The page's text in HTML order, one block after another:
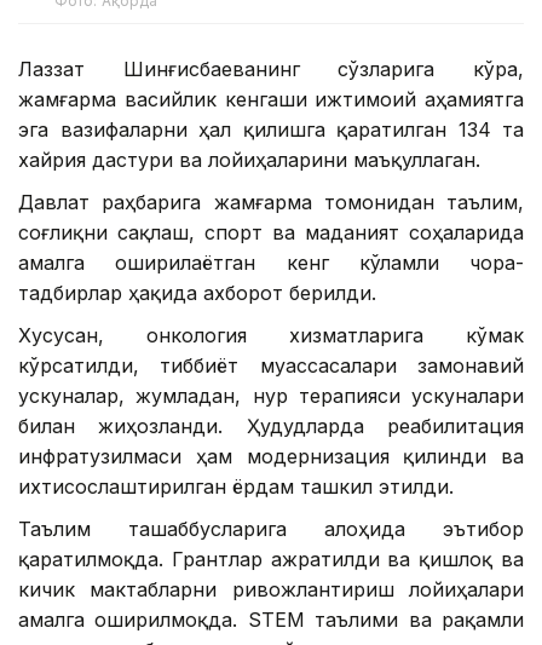
Лаззат Шинғисбаеванинг сўзларига кўра,
жамғарма васийлик кенгаши ижтимоий аҳамиятга
эга вазифаларни ҳал қилишга қаратилган 134 та
хайрия дастури ва лойиҳаларини маъқуллаган.
Давлат раҳбарига жамғарма томонидан таълим,
соғлиқни сақлаш, спорт ва маданият соҳаларида
амалга оширилаётган кенг кўламли чора-
тадбирлар ҳақида ахборот берилди.
Хусусан, онкология хизматларига кўмак
кўрсатилди, тиббиёт муассасалари замонавий
ускуналар, жумладан, нур терапияси ускуналари
билан жиҳозланди. Ҳудудларда реабилитация
инфратузилмаси ҳам модернизация қилинди ва
ихтисослаштирилган ёрдам ташкил этилди.
Таълим ташаббусларига алоҳида эътибор
қаратилмоқда. Грантлар ажратилди ва қишлоқ ва
кичик мактабларни ривожлантириш лойиҳалари
амалга оширилмоқда. STEM таълими ва рақамли